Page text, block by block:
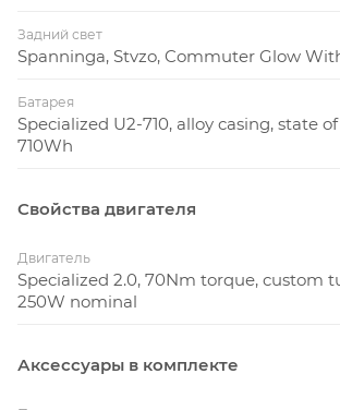
Задний свет
Spanninga, Stvzo, Commuter Glow
Батарея
Specialized U2-710, alloy casing, state
710Wh
Свойства двигателя
Двигатель
Specialized 2.0, 70Nm torque, custom
250W nominal
Аксессуары в комплекте